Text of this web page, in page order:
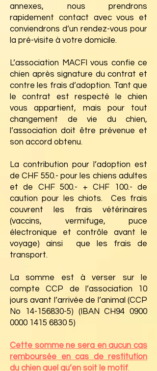
annexes, nous prendrons
rapidement contact avec vous et
conviendrons d’un rendez-vous pour
la pré-visite à votre domicile.
L’association MACFI vous confie ce
chien après signature du contrat et
contre les frais d’adoption. Tant que
le contrat est respecté le chien
vous appartient, mais pour tout
changement de vie du chien,
l’association doit être prévenue et
son accord obtenu.
La contribution pour l’adoption est
de CHF 550.- pour les chiens adultes
et de CHF 500.- + CHF 100.- de
caution pour les chiots. Ces frais
couvrent les frais vétérinaires
(vaccins, vermifuge, puce
électronique et contrôle avant le
voyage) ainsi que les frais de
transport.
La somme est à verser sur le
compte CCP de l’association 10
jours avant l’arrivée de l’animal (CCP
No
14-156830-5) (IBAN CH94 0900
0000 1415 6830 5)
Cette somme ne sera en aucun cas
remboursée en cas de restitution
du chien quel qu’en soit le motif.